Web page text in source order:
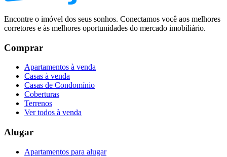
Encontre o imóvel dos seus sonhos. Conectamos você aos melhores
corretores e às melhores oportunidades do mercado imobiliário.
Comprar
Apartamentos à venda
Casas à venda
Casas de Condomínio
Coberturas
Terrenos
Ver todos à venda
Alugar
Apartamentos para alugar